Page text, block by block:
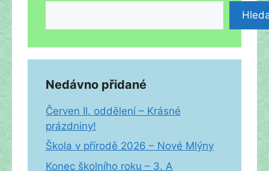
Nedávno přidané
Červen II. oddělení – Krásné
prázdniny!
Škola v přírodě 2026 – Nové Mlýny
Konec školního roku – 3. A